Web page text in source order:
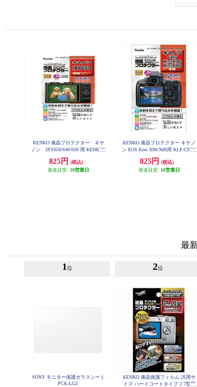
KENKO 液晶プロテクター キヤ
ノン IXY650/640/630 用 KENKOE
825円
(税込)
発送目安: 10営業日
KENKO 液晶プロテクター キヤノ
ン EOS Kiss X90/X80用 KLP-CEOS
825円
(税込)
発送目安: 10営業日
最
1 位
SONY モニター保護ガラスシート
PCK-LG2
2位
KENKO 液晶保護フィルム 汎用サ
イズ ハードコートタイプ 2.7型用